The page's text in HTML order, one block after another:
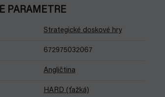
PARAMETRE
Strategické doskové hry
672975032067
Angličtina
HARD (ťažká)